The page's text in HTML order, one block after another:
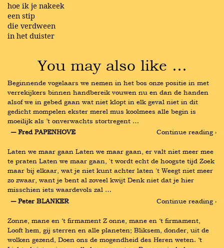
hoe ik je nakeek
een stip
die verdween
in het duister
You may also like …
Beginnende vogelaars we nemen in het bos onze positie in met
verrekijkers binnen handbereik vouwen nu en dan de handen
alsof we in gebed gaan wat niet klopt in elk geval niet in dit
gedicht mompelen ekster merel mus koolmees alle begin is
moeilijk als ’t onverwachts stortregent …
― Fred PAPENHOVE
Continue reading ›
Laten we maar gaan Laten we maar gaan, er valt niet meer mee
te praten Laten we maar gaan, 't wordt echt de hoogste tijd Zoek
maar bij elkaar, wat je niet kunt achter laten 't Weegt niet meer
zo zwaar, want je bent al zoveel kwijt Denk niet dat je hier
misschien iets waardevols zal …
― Peter BLANKER
Continue reading ›
Zonne, mane en ‘t firmament Z onne, mane en ‘t firmament,
Looft hem, gij sterren en alle planeten; Bliksem, donder, uit de
wolken gezend, Doen ons de mogendheid des Heren weten. ‘t